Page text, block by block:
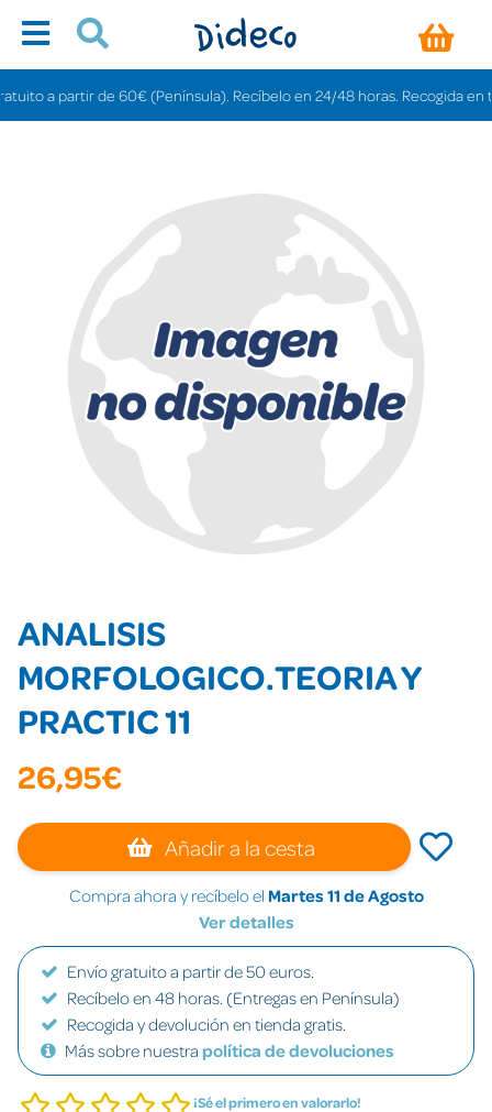
a partir de 60€ (Península). Recíbelo en 24/48 horas. Recogida en
ANALISIS
MORFOLOGICO.TEORIA Y
PRACTIC 11
26,95€
Añadir a la cesta
Compra ahora y recíbelo el Martes 11 de Agosto
Ver detalles
Envío gratuito a partir de 50 euros.
Recíbelo en 48 horas. (Entregas en Península)
Recogida y devolución en tienda gratis.
Más sobre nuestra política de devoluciones
¡Sé el primero en valorarlo!